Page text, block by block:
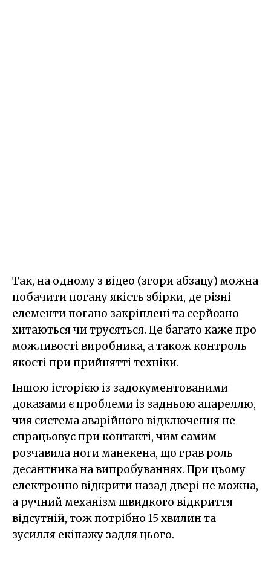
Так, на одному з відео (згори абзацу) можна
побачити погану якість збірки, де різні
елементи погано закріплені та серйозно
хитаються чи трусяться. Це багато каже про
можливості виробника, а також контроль
якості при прийнятті техніки.
Іншою історією із задокументованими
доказами є проблеми із задньою апареллю,
чия система аварійного відключення не
спрацьовує при контакті, чим самим
розчавила ноги манекена, що грав роль
десантника на випробуваннях. При цьому
електронно відкрити назад двері не можна,
а ручний механізм швидкого відкриття
відсутній, тож потрібно 15 хвилин та
зусилля екіпажу задля цього.